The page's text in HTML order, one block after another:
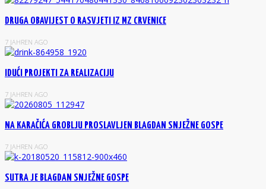
DRUGA OBAVIJEST O RASVJETI IZ MZ CRVENICE
7 JAHREN AGO
IDUĆI PROJEKTI ZA REALIZACIJU
7 JAHREN AGO
NA KARAČIĆA GROBLJU PROSLAVLJEN BLAGDAN SNJEŽNE GOSPE
7 JAHREN AGO
SUTRA JE BLAGDAN SNJEŽNE GOSPE